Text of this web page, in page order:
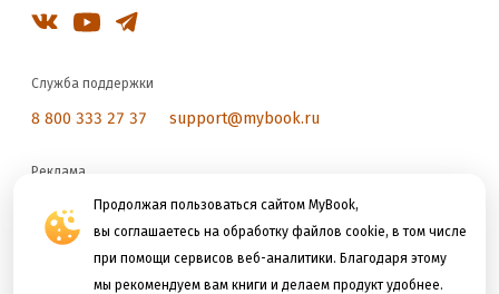
Продолжая пользоваться сайтом MyBook,
вы соглашаетесь на обработку файлов cookie, в том числе
при помощи сервисов веб-аналитики. Благодаря этому
мы рекомендуем вам книги и делаем продукт удобнее.
Служба поддержки
8 800 333 27 37 support@mybook.ru
Реклама
reklama@litres.ru
Мы принимаем к оплате